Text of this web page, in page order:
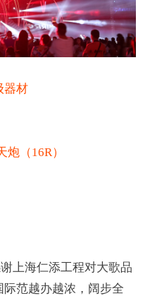
器材
（16R）
上海仁添工程对大歌品
范越办越浓，阔步全